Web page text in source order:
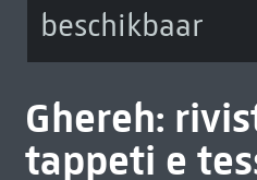
beschikbaar
Ghereh:
tappeti e